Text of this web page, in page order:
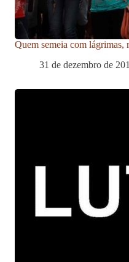
Quem semeia com lágrimas,
31 de dezembro de